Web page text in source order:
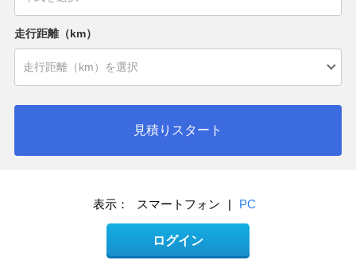
走行距離（km）
見積りスタート
表示： スマートフォン | PC
ログイン